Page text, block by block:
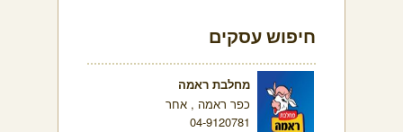
חיפוש עסקים
מחלבת ראמה
כפר ראמה , אחר
04-9120781